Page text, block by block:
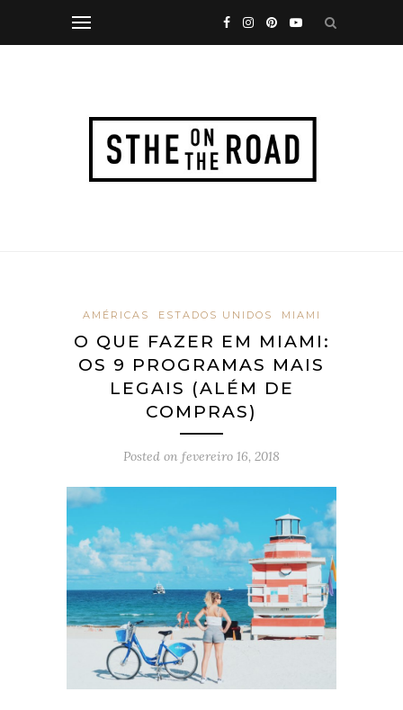
AMÉRICAS ESTADOS UNIDOS MIAMI
O QUE FAZER EM MIAMI:
OS 9 PROGRAMAS MAIS
LEGAIS (ALÉM DE
COMPRAS)
Posted on fevereiro 16, 2018